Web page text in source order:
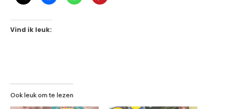
Vind ik leuk:
Ook leuk om te lezen